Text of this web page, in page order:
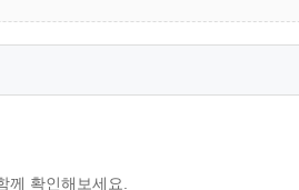
께 확인해보세요.